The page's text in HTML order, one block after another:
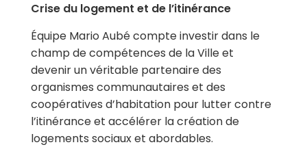
Crise du logement et de l’itinérance
Équipe Mario Aubé compte investir dans le
champ de compétences de la Ville et
devenir un véritable partenaire des
organismes communautaires et des
coopératives d’habitation pour lutter contre
l’itinérance et accélérer la création de
logements sociaux et abordables.